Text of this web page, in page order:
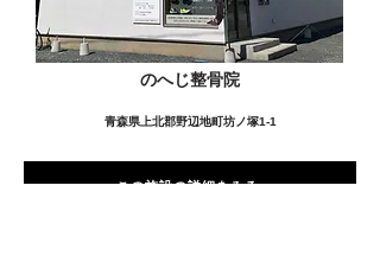
のへじ整骨院
青森県上北郡野辺地町坊ノ塚1-1
この施設の詳細をみる